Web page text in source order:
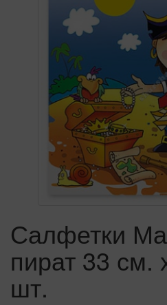
Салфетки
пират 33 см.
шт.